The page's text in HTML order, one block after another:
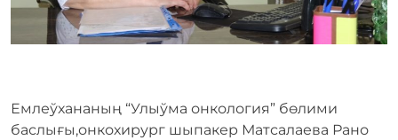
Емлеўхананың “Улыўма онкология” бөлими
баслығы,онкохирург шыпакер Матсалаева Рано